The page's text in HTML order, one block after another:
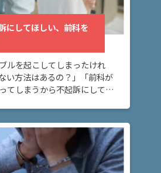
にしてほしい、前科を
ルを起こしてしまったけれ
い方法はあるの？」「前科が
てしまうから不起訴にしてほ